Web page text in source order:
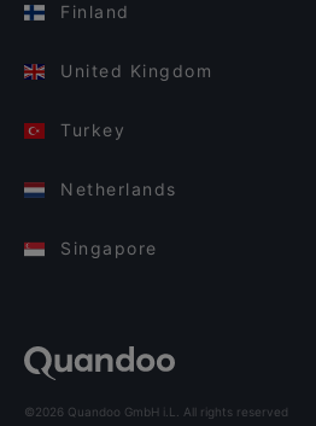
Finland
United Kingdom
Turkey
Netherlands
Singapore
©2026 Quandoo GmbH i.L. All rights reserved